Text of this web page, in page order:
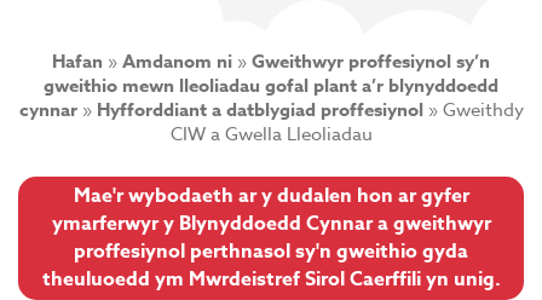
Hafan »Amdanom ni »Gweithwyr proffesiynol sy’n
gweithio mewn lleoliadau gofal plant a’r blynyddoedd
cynnar» Hyfforddiant a datblygiad proffesiynol»Gweithdy
CIW a Gwella Lleoliadau
Mae'r wybodaeth ar y dudalen hon ar gyfer
ymarferwyr y Blynyddoedd Cynnar a gweithwyr
proffesiynol perthnasol sy'n gweithio gyda
theuluoedd ym Mwrdeistref Sirol Caerffili yn unig.